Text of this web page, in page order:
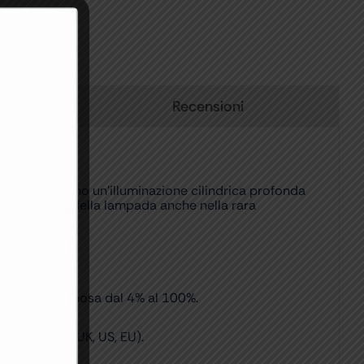
Recensioni
e forniscono un’illuminazione cilindrica profonda
della lampada anche nella rara
luminosa dal 4% al 100%.
(UK, US, EU).